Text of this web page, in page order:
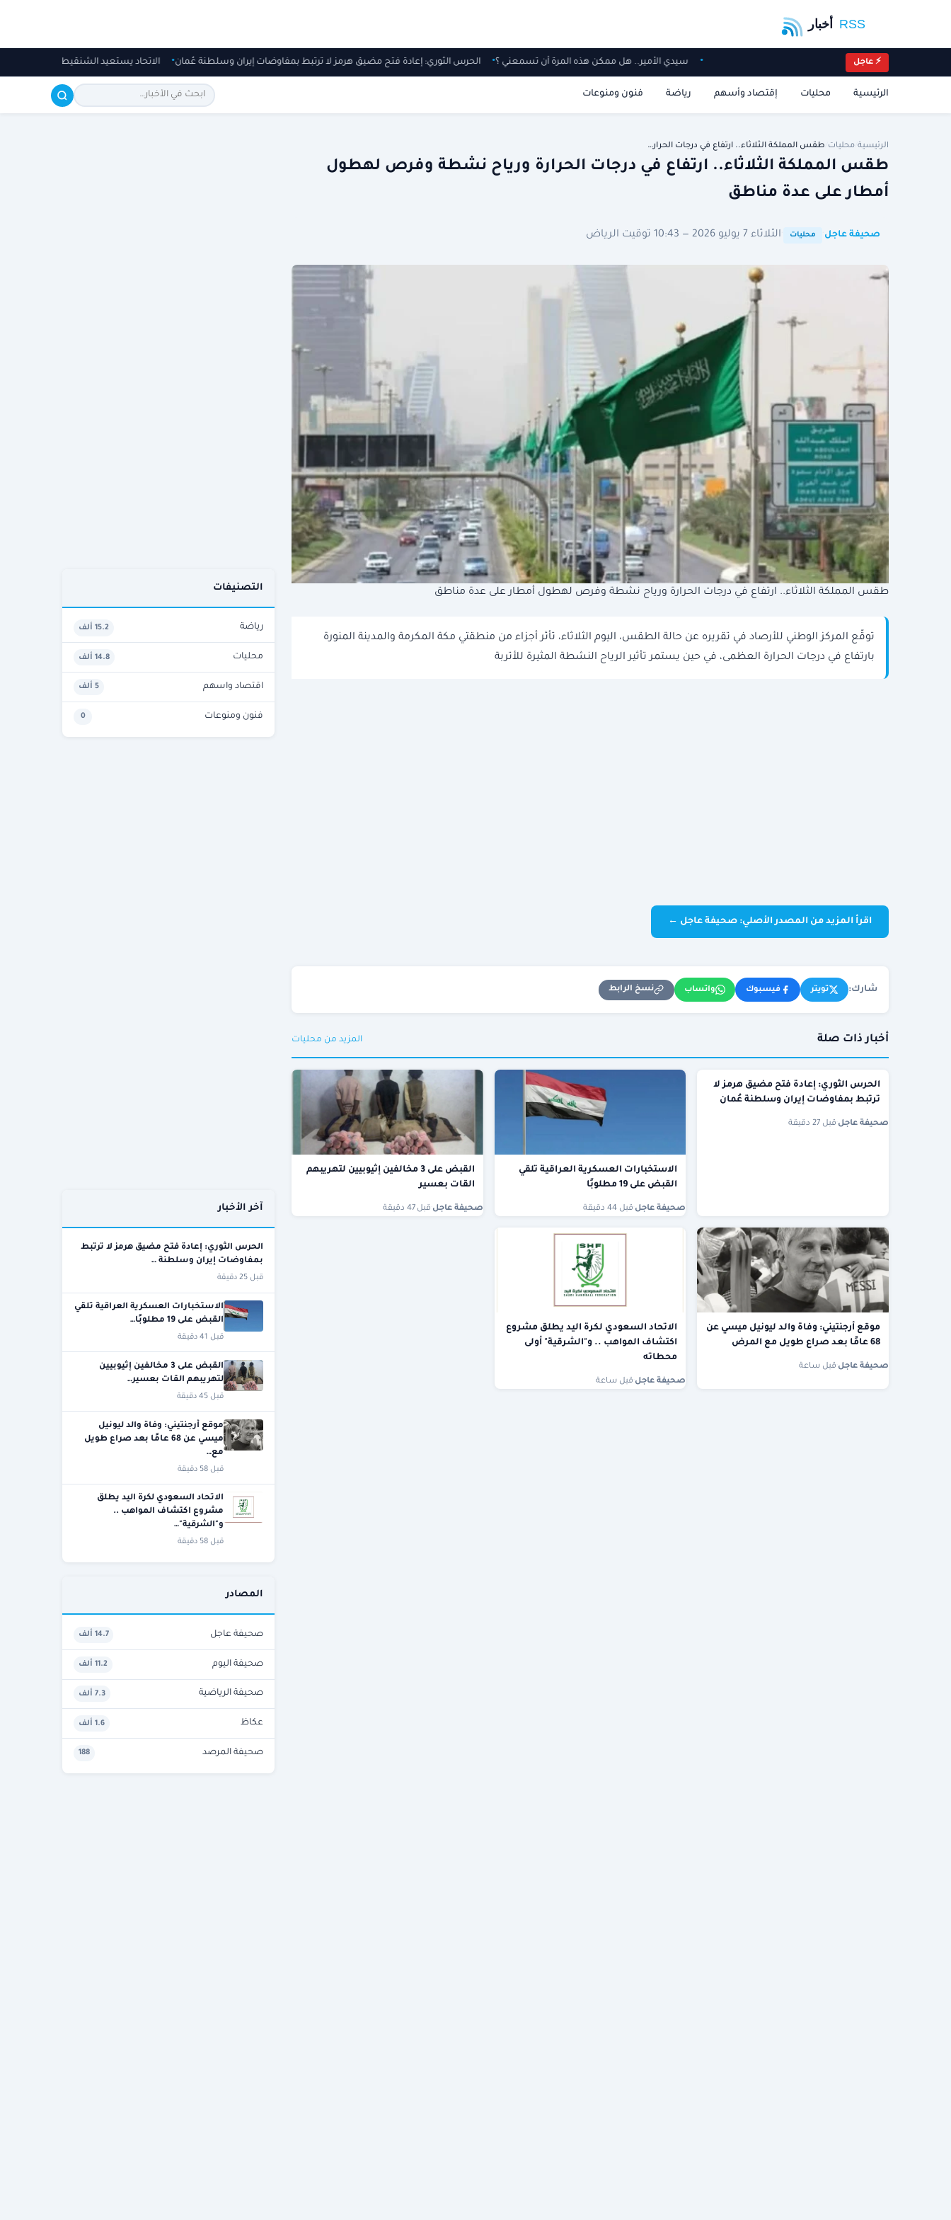
⚡ عاجل سيدي الأمير.. هل ممكن هذه المرة أن تسمعني ؟ الحرس الثوري: إعادة فتح مضيق هرمز لا ترتبط بمفاوضات إيران وسلطنة عُمان الاتحاد يستعيد الشنقيطي قبل
الرئيسية محليات إقتصاد وأسهم رياضة فنون ومنوعات
الرئيسية محليات طقس المملكة الثلاثاء.. ارتفاع في درجات الحرار…
طقس المملكة الثلاثاء.. ارتفاع في درجات الحرارة ورياح نشطة وفرص لهطول
أمطار على عدة مناطق
صحيفة عاجل محليات الثلاثاء 7 يوليو 2026 — 10:43 توقيت الرياض
طقس المملكة الثلاثاء.. ارتفاع في درجات الحرارة ورياح نشطة وفرص لهطول أمطار على عدة مناطق
توقّع المركز الوطني للأرصاد في تقريره عن حالة الطقس، اليوم الثلاثاء، تأثر أجزاء من منطقتي مكة المكرمة والمدينة المنورة
بارتفاع في درجات الحرارة العظمى، في حين يستمر تأثير الرياح النشطة المثيرة للأتربة
اقرأ المزيد من المصدر الأصلي: صحيفة عاجل ←
شارك: تويتر فيسبوك واتساب نسخ الرابط
أخبار ذات صلة المزيد من محليات
الحرس الثوري: إعادة فتح مضيق هرمز لا
ترتبط بمفاوضات إيران وسلطنة عُمان
صحيفة عاجل قبل 27 دقيقة
الاستخبارات العسكرية العراقية تلقي
القبض على 19 مطلوبًا
صحيفة عاجل قبل 44 دقيقة
القبض على 3 مخالفين إثيوبيين لتهريبهم
القات بعسير
صحيفة عاجل قبل 47 دقيقة
موقع أرجنتيني: وفاة والد ليونيل ميسي عن
68 عامًا بعد صراع طويل مع المرض
صحيفة عاجل قبل ساعة
الاتحاد السعودي لكرة اليد يطلق مشروع
اكتشاف المواهب .. و"الشرقية" أولى
محطاته
صحيفة عاجل قبل ساعة
التصنيفات
رياضة 15.2 ألف
محليات 14.8 ألف
اقتصاد واسهم 5 ألف
فنون ومنوعات 0
آخر الأخبار
الحرس الثوري: إعادة فتح مضيق هرمز لا ترتبط
بمفاوضات إيران وسلطنة …
قبل 25 دقيقة
الاستخبارات العسكرية العراقية تلقي
القبض على 19 مطلوبًا…
قبل 41 دقيقة
القبض على 3 مخالفين إثيوبيين
لتهريبهم القات بعسير…
قبل 45 دقيقة
موقع أرجنتيني: وفاة والد ليونيل
ميسي عن 68 عامًا بعد صراع طويل
مع…
قبل 58 دقيقة
الاتحاد السعودي لكرة اليد يطلق
مشروع اكتشاف المواهب ..
و"الشرقية"…
قبل 58 دقيقة
المصادر
صحيفة عاجل 14.7 ألف
صحيفة اليوم 11.2 ألف
صحيفة الرياضية 7.3 ألف
عكاظ 1.6 ألف
صحيفة المرصد 188